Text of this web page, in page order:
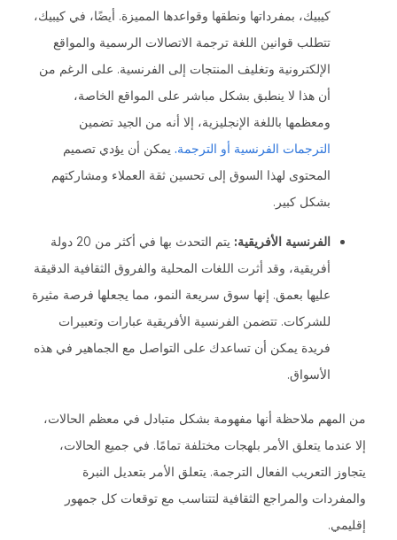
كيبيك، بمفرداتها ونطقها وقواعدها المميزة. أيضًا، في كيبيك،
تتطلب قوانين اللغة ترجمة الاتصالات الرسمية والمواقع
الإلكترونية وتغليف المنتجات إلى الفرنسية. على الرغم من
أن هذا لا ينطبق بشكل مباشر على المواقع الخاصة،
ومعظمها باللغة الإنجليزية، إلا أنه من الجيد تضمين
الترجمات الفرنسية أو الترجمة.يمكن أن يؤدي تصميم
المحتوى لهذا السوق إلى تحسين ثقة العملاء ومشاركتهم
بشكل كبير.
الفرنسية الأفريقية:
يتم التحدث بها في أكثر من 20 دولة
أفريقية، وقد أثرت اللغات المحلية والفروق الثقافية الدقيقة
عليها بعمق. إنها سوق سريعة النمو، مما يجعلها فرصة مثيرة
للشركات. تتضمن الفرنسية الأفريقية عبارات وتعبيرات
فريدة يمكن أن تساعدك على التواصل مع الجماهير في هذه
الأسواق.
من المهم ملاحظة أنها مفهومة بشكل متبادل في معظم الحالات،
إلا عندما يتعلق الأمر بلهجات مختلفة تمامًا. في جميع الحالات،
يتجاوز التعريب الفعال الترجمة. يتعلق الأمر بتعديل النبرة
والمفردات والمراجع الثقافية لتتناسب مع توقعات كل جمهور
إقليمي.